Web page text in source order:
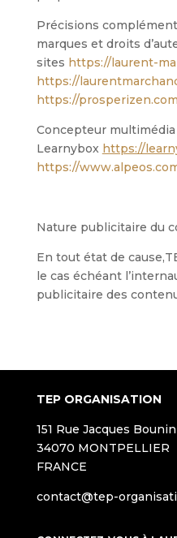
Précisions
marques et droits
sites https://laurent-
https://
https://prosperizen.com
Concepteur multimédia
Learnybox https://
https://
Nature publicitaire du
En tout état de
le cas échéant
publicitaire des
TEP ORGANISATION
151 Rue Jacques Bounin
34070 MONTPELLIER
FRANCE
contact@tep-